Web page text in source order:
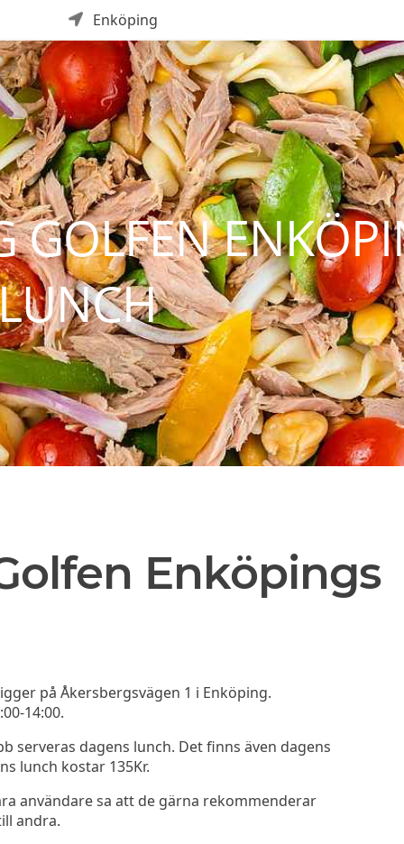
Enköping
GOLFEN
Enköpings
på Åkersbergsvägen 1 i Enköping.
14:00.
serveras dagens lunch. Det finns även dagens
lunch kostar 135Kr.
användare sa att de gärna rekommenderar
andra.